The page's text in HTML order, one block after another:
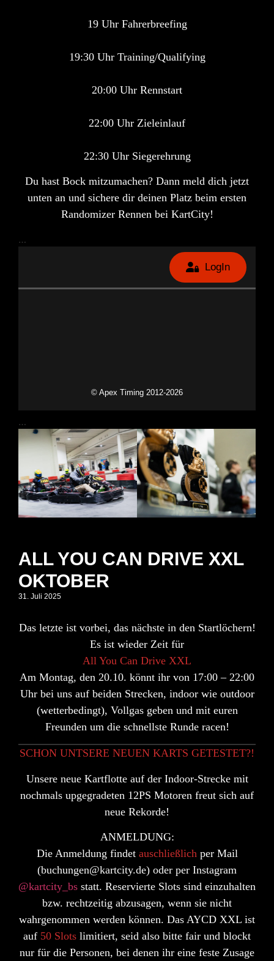
19 Uhr Fahrerbreefing
19:30 Uhr Training/Qualifying
20:00 Uhr Rennstart
22:00 Uhr Zieleinlauf
22:30 Uhr Siegerehrung
Du hast Bock mitzumachen? Dann meld dich jetzt
unten an und sichere dir deinen Platz beim ersten
Randomizer Rennen bei KartCity!
…
…
ALL YOU CAN DRIVE XXL
OKTOBER
31. Juli 2025
Das letzte ist vorbei, das nächste in den Startlöchern!
Es ist wieder Zeit für
All You Can Drive XXL
Am Montag, den 20.10. könnt ihr von 17:00 – 22:00
Uhrbei uns auf beiden Strecken, indoor wie outdoor
(wetterbedingt), Vollgas geben und mit euren
Freunden um die schnellste Runde racen!
SCHON UNTSERE NEUEN KARTS GETESTET?!
Unsere neue Kartflotteauf der Indoor-Strecke mit
nochmals upgegradeten 12PS Motoren freut sich auf
neue Rekorde!
ANMELDUNG:
Die Anmeldung findet auschließlich per Mail
(buchungen@kartcity.de) oder per Instagram
@kartcity_bs statt. Reservierte Slots sind einzuhalten
bzw. rechtzeitig abzusagen, wenn sie nicht
wahrgenommen werden können. Das AYCD XXL ist
auf 50 Slots limitiert, seid also bitte fair und blockt
nur für die Personen, bei denen ihr eine feste Zusage